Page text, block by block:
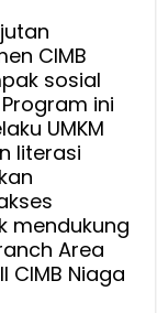
CIMB
sosial
ini
UMKM
literasi
mendukung
Area
CIMB Niaga